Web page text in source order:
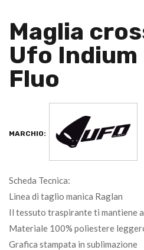
Maglia
Ufo Indium
Fluo
MARCHIO:
Scheda Tecnica:
Linea di taglio manica Raglan
Il tessuto traspirante ti mantiene
Materiale 100% poliestere
Grafica stampata in sublimazione